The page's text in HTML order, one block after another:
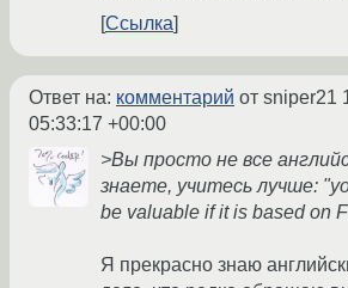
Ссылка
Ответ на: комментарий от sniper21
05:33:17 +00:00
>Вы просто не все
знаете, учитесь лучше:
be valuable if it is based on
Я прекрасно знаю